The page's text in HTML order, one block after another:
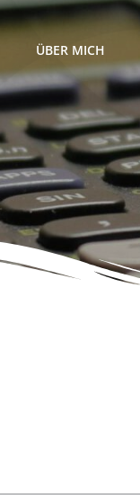
ÜBER MICH